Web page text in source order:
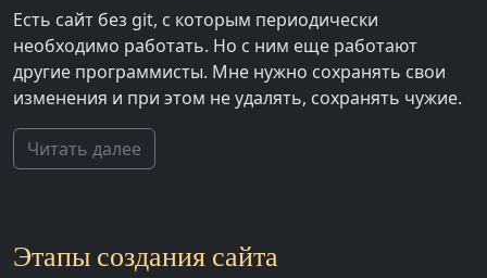
Есть сайт без git, с которым периодически
необходимо работать. Но с ним еще работают
другие программисты. Мне нужно сохранять свои
изменения и при этом не удалять, сохранять чужие.
Читать далее
Этапы создания сайта